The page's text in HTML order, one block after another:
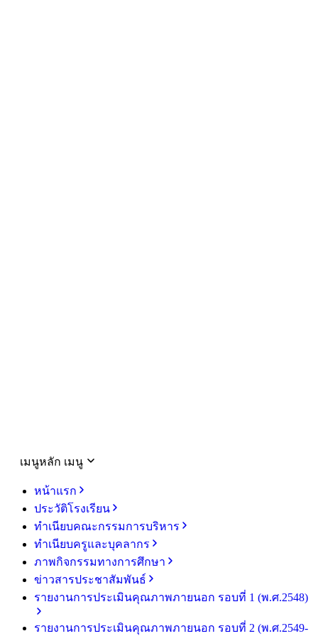
เมนูหลัก เมนู
หน้าแรก
ประวัติโรงเรียน
ทำเนียบคณะกรรมการบริหาร
ทำเนียบครูและบุคลากร
ภาพกิจกรรมทางการศึกษา
ข่าวสารประชาสัมพันธ์
รายงานการประเมินคุณภาพภายนอก รอบ⁠ที่ 1 (พ.ศ.2548)
รายงานการประเมินคุณภาพภายนอก รอบ⁠ที่ 2 (พ.ศ.2549-